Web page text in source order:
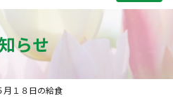
らせ
月１８日の給食